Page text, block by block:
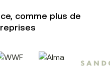
comme plus de